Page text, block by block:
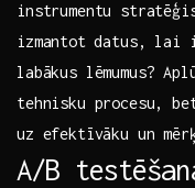
‍instrumentu
izmantot ⁣datus, lai
labākus lēmumus?
tehnisku procesu,
uz efektīvāku un
A/B